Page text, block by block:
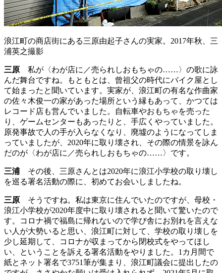
浪江町の商店街にある三原由起子さんの実家。2017年秋、三
浦英之撮影
三原 私が〈わが店に／売られしおもちゃの……〉の歌に詠
んだ舞台ですね。もともとは、曾祖父の時代にバイク屋とし
て始まったと聞いています。実家が、浪江町の有名な作曲家
の佐々木俊一の家があった場所という縁もあって、かつては
レコード店も営んでいました。自転車やおもちゃを売った
り、ゲームセンターもあったりと、手広くやっていました。
原発事故で人の手が入らなくなり、廃墟のようになってしま
っていましたが、2020年に取り壊され、その際の情景を詠ん
だのが〈わが店に／売られしおもちゃの……〉です。
三浦 その後、三原さんとは2020年に浪江小学校の取り壊し
を巡る署名活動の際に、初めてお会いしましたね。
三原 そうですね。私は東京に住んでいたのですが、母校・
浪江小学校が2020年度中に取り壊されると聞いて驚いたので
す。コロナ禍で福島に帰れないので学び舎にお別れを言えな
い人が大勢いると思い、浪江町に対して、学校の取り壊しを
少し延期して、コロナが収まってから閉校式をやってほし
い、ということを訴える署名活動をやりました。1カ月間で
紙とネット署名で3751筆が集まり、浪江町議会に提出したの